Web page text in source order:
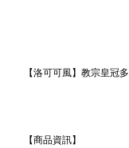
【洛可可風】教宗皇冠
【商品資訊】